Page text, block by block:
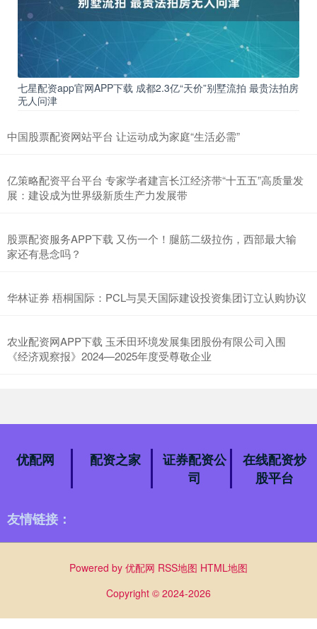
七星配资app官网APP下载 成都2.3亿“天价”别墅流拍 最贵法拍房
无人问津
中国股票配资网站平台 让运动成为家庭“生活必需”
亿策略配资平台平台 专家学者建言长江经济带“十五五”高质量发
展：建设成为世界级新质生产力发展带
股票配资服务APP下载 又伤一个！腿筋二级拉伤，西部最大输
家还有悬念吗？
华林证券 梧桐国际：PCL与昊天国际建设投资集团订立认购协议
农业配资网APP下载 玉禾田环境发展集团股份有限公司入围
《经济观察报》2024—2025年度受尊敬企业
优配网 配资之家
证券配资公
司
在线配资炒
股平台
友情链接：
Powered by 优配网 RSS地图 HTML地图
Copyright © 2024-2026